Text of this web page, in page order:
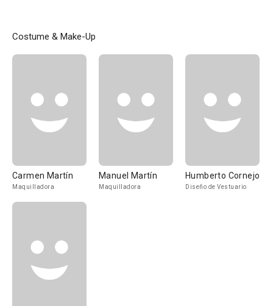
Costume & Make-Up
Carmen Martín
Maquilladora
Manuel Martín
Maquilladora
Humberto Cornejo
Diseño de Vestuario